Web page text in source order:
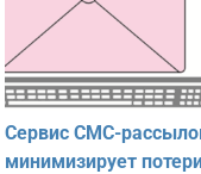
Сервис СМС-
минимизирует